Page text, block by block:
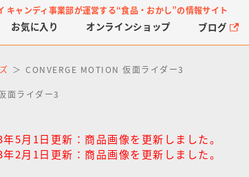
キャンディ事業部が運営する“食品・おかし”の情報サイト
お気に入り オンラインショップ ブログ
CONVERGE MOTION 仮面ライダー3
面ライダー3
5月1日更新：商品画像を更新しました。
2月1日更新：商品画像を更新しました。